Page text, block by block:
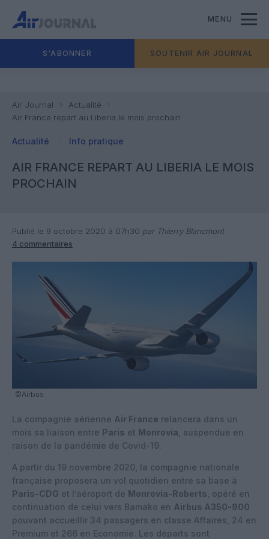
MENU
S'ABONNER SOUTENIR AIR JOURNAL
Air Journal
Actualité
Air France repart au Liberia le mois prochain
Actualité Info pratique
AIR FRANCE REPART AU LIBERIA LE MOIS
PROCHAIN
Publié le 9 octobre 2020 à 07h30 par Thierry Blancmont
4 commentaires
©Airbus
La compagnie aérienne Air France relancera dans un
mois sa liaison entre Paris et Monrovia , suspendue en
raison de la pandémie de Covid-19.
A partir du 19 novembre 2020, la compagnie nationale
française proposera un vol quotidien entre sa base à
Paris-CDG et l’aéroport de Monrovia-Roberts , opéré en
continuation de celui vers Bamako en Airbus A350-900
pouvant accueillir 34 passagers en classe Affaires, 24 en
Premium et 266 en Economie. Les départs sont